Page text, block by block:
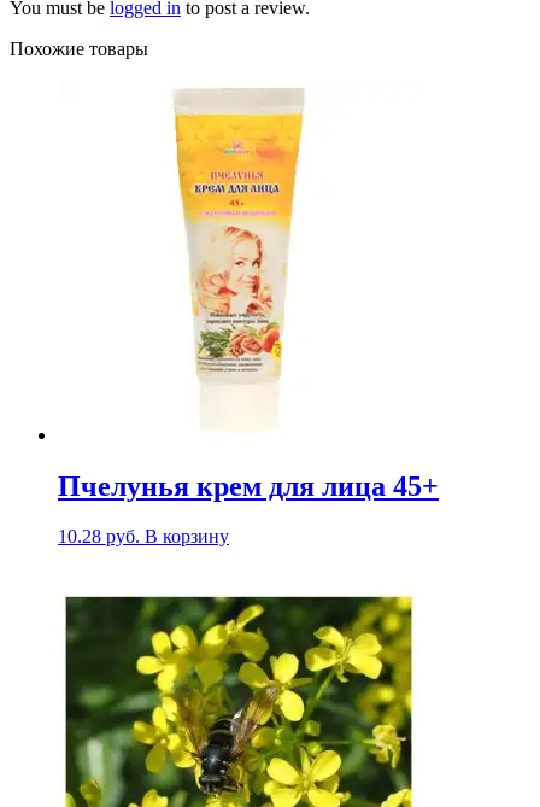
You must be logged in to post a review.
Похожие товары
Пчелунья крем для лица 45+
10.28 руб. В корзину